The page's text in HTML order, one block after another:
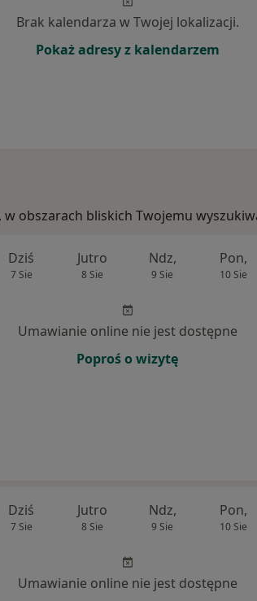
Brak kalendarza w Twojej lokalizacji.
Pokaż adresy z kalendarzem
obszarach bliskich Twojemu
Dziś
7 Sie
Jutro
8 Sie
Ndz,
9 Sie
Pon,
10 Sie
Umawianie online nie jest dostępne
Poproś o wizytę
Dziś
7 Sie
Jutro
8 Sie
Ndz,
9 Sie
Pon,
10 Sie
Umawianie online nie jest dostępne